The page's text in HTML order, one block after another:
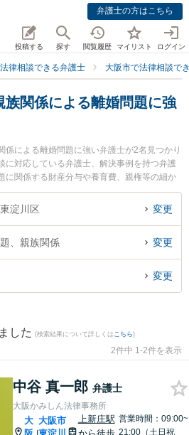
弁護士の方はこちら
投稿する 探す 閲覧履歴 マイリスト ログイン
律相談できる弁護士 大阪市で法律相談で
族関係による離婚問題に強
係による離婚問題に強い弁護士が2名見つかり
に対応している弁護士、解決事例を持つ弁護
に関係する財産分与や養育費、親権等の細か
利です。特に大阪かみしん法律事務所の中谷
の坂本 昌史弁護士のプロフィール情報や弁護
解決の実績豊富な近くの弁護士を検索した
よる離婚問題を法律相談できる大阪市東淀川
などでお困りの相談者さんにおすすめです。
淀川区 変更
、親族関係 変更
変更
した (検索結果について詳しくは こちら)
2件中 1-2件を表示
中谷 真一郎 弁護士
大阪かみしん法律事務所
大 大阪市
上新庄駅 営業時間：09:00~
21:00（土日祝